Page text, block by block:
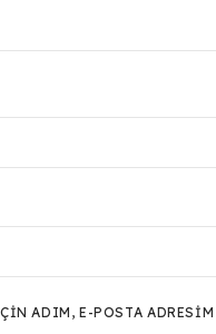
ADIM, E-POSTA